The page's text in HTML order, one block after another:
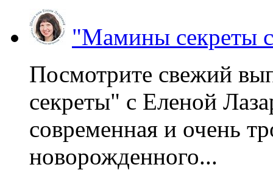
"Мамины секреты
Посмотрите свежий
секреты" с Еленой
современная и очень
новорожденного...